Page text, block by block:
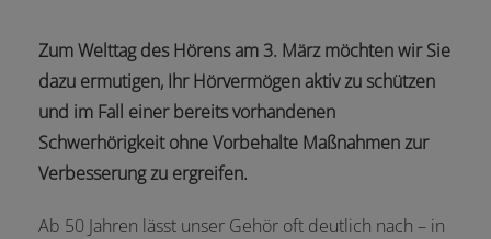
Zum Welttag des Hörens am 3. März möchten wir Sie
dazu ermutigen, Ihr Hörvermögen aktiv zu schützen
und im Fall einer bereits vorhandenen
Schwerhörigkeit ohne Vorbehalte Maßnahmen zur
Verbesserung zu ergreifen.
Ab 50 Jahren lässt unser Gehör oft deutlich nach – in